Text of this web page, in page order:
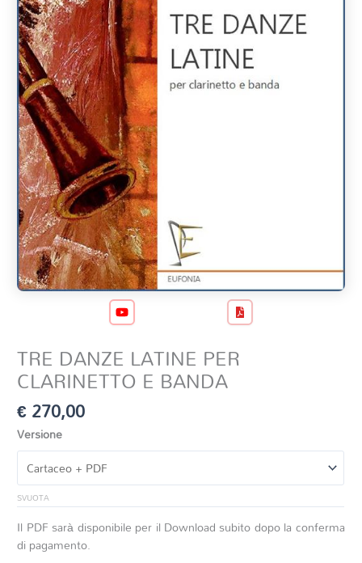
TRE DANZE LATINE PER
CLARINETTO E BANDA
€270,00
Versione
SVUOTA
Il PDF sarà disponibile per il Download subito dopo la conferma
di pagamento.